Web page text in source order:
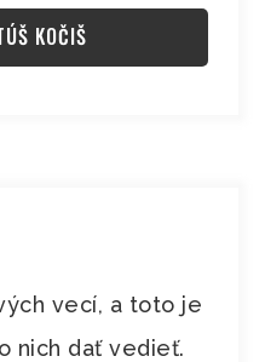
KOČIŠ
vecí, a toto je
nich dať vedieť.